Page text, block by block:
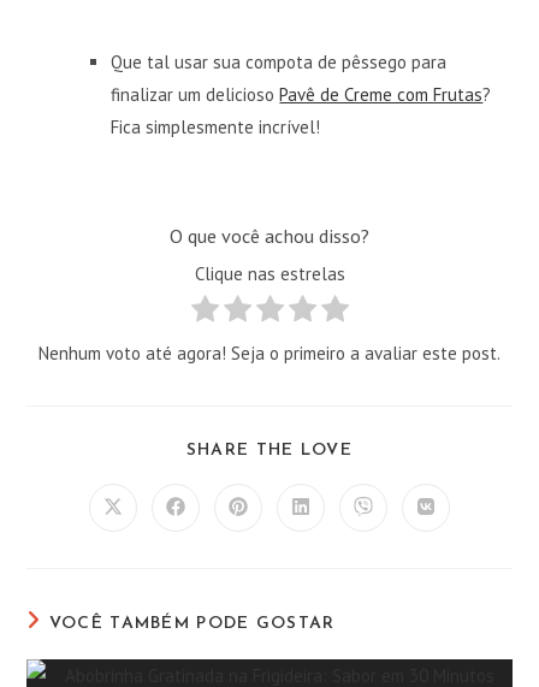
Que tal usar sua compota de pêssego para
finalizar um deliciosoPavê de Creme com Frutas?
Fica simplesmente incrível!
O que você achou disso?
Clique nas estrelas
Nenhum voto até agora! Seja o primeiro a avaliar este post.
SHARE THE LOVE
Abre Abre Abre Abre Abre Abre
VOCÊ TAMBÉM PODE GOSTAR